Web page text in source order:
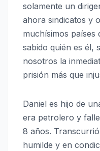
solamente un
ahora sindicatos y
muchísimos países
sabido quién es él,
nosotros la
prisión más que
Daniel es hijo de
era petrolero y
8 años.
humilde y en